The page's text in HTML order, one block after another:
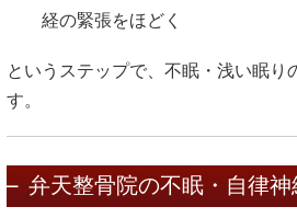
経の緊張をほどく
というステップで、不眠・浅い眠り
す。
弁天整骨院の不眠・自律